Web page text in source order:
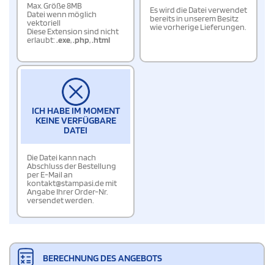
Max. Größe 8MB
Datei wenn möglich
vektoriell
Diese Extension sind nicht
erlaubt:.exe,.php,.html
Es wird die Datei verwendet
bereits in unserem Besitz
wie vorherige Lieferungen.
ICH HABE IM MOMENT
KEINE VERFÜGBARE
DATEI
Die Datei kann nach
Abschluss der Bestellung
per E-Mail an
kontakt@stampasi.de mit
Angabe Ihrer Order-Nr.
versendet werden.
BERECHNUNG DES ANGEBOTS